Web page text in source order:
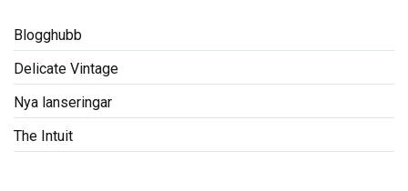
Blogghubb
Delicate Vintage
Nya lanseringar
The Intuit